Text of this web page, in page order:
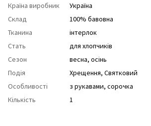
Країна виробник
Україна
Склад
100% бавовна
Тканина
інтерлок
Стать
для хлопчиків
Сезон
весна, осінь
Подія
Хрещення, Святковий
Особливості
з рукавами, cорочка
Кількість
1